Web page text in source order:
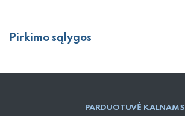
Pirkimo sąlygos
PARD​UOTUVĖ​ KALNAMS